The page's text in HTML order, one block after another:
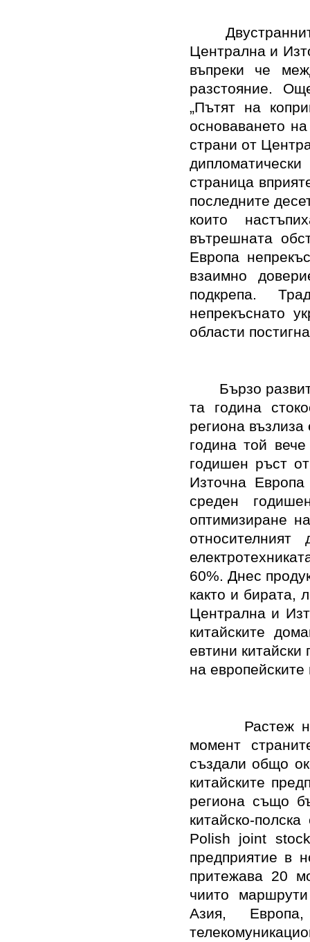
Централна и
въпреки че
разстояние.
„Пътят на
основаването
страни от
страница
последните
които
вътрешната
Европа
взаимно
подкрепа.
непрекъснато
области
Бързо
та година
региона
година той
годишен ръст
Източна
среден
оптимизиране
60%. Днес
както и бирата,
Централна и
китайските
евтини китайски
на европейските
Растеж
момент
създали общо
китайските
региона също
китайско-
Polish joint
предприятие в
притежава 20
чиито
Азия,